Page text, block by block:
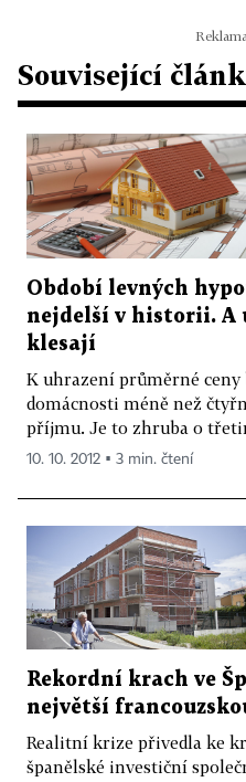
Související
Období levných
nejdelší v historii. A
klesají
K uhrazení průměrné ceny
domácnosti méně než
příjmu. Je to zhruba o
10. 10. 2012 ▪ 3 min. čtení
Rekordní krach ve
největší
Realitní krize přivedla ke
španělské investiční